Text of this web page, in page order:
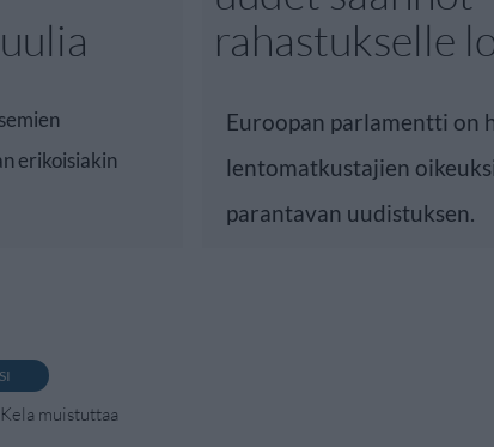
erikoisiakin
rahastukselle
Euroopan parlamentti on
lentomatkustajien
parantavan uudistuksen.
muistuttaa